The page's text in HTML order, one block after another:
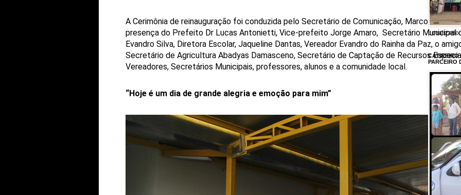
A Cerimônia de reinauguração foi conduzida pelo Secretário de Comunicação, Marcos
presença do Prefeito Dr Lucas Antonietti, Vice-prefeito Jorge Amaro, Secretário Municipal
Evandro Silva, Diretora Escolar, Jaqueline Dantas, Vereador Evandro do Rainha da Paz, o
Secretário de Agricultura Abadyas Damasceno, Secretário de Captação de Recursos
Vereadores, Secretários Municipais, professores, alunos e a comunidade local.
“Hoje é um dia de grande alegria e emoção para mim”
Localizado
CATIREIRO
PARCEIRO